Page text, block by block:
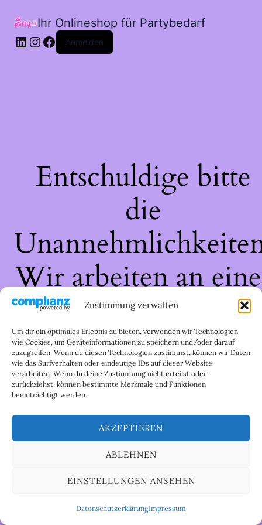
Zustimmung verwalten
Um dir ein optimales Erlebnis zu bieten, verwenden wir Technologien
wie Cookies, um Geräteinformationen zu speichern und/oder darauf
zuzugreifen. Wenn du diesen Technologien zustimmst, können wir Daten
wie das Surfverhalten oder eindeutige IDs auf dieser Website
verarbeiten. Wenn du deine Zustimmung nicht erteilst oder
zurückziehst, können bestimmte Merkmale und Funktionen
beeinträchtigt werden.
AKZEPTIEREN
ABLEHNEN
EINSTELLUNGEN ANSEHEN
DatenschutzerklärungImpressum
Ihr Onlineshop für Partybedarf
LinkedIn
Instagram
Facebook
Anmelden
Entschuldige bitte
die
Wir arbeiten an
großartigen Sache
schau bald wieder
vorbei!